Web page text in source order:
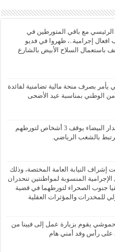
الرئيسي مع باقي المتورطين في
افعال إجرامية..، ظهروا في فديو
باستعمال السلاح الأبيض بالشارع
بصرف منحة مالية تضامنية لفائدة
الوطني بمناسبة عيد الأضحى
أمن مولاي رشيد بالدار البيضاء يوقف 3 أشخاص لتورطهم
بالشغب الرياضي.
النيابة العامة المختصة، وذلك
الإجرامية المنسوبة لمواطنتين تنحدران
جنوب الصحراء لتورطهما في قضية
للمخدرات والمؤثرات العقلية
يقوم بزيارة عمل إلى فيينا من